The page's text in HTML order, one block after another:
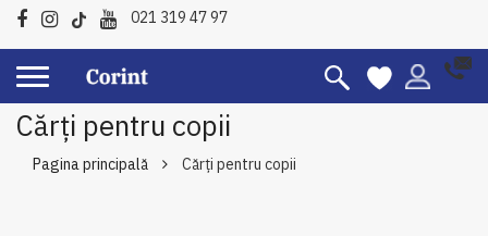
021 319 47 97
Cărți pentru copii
Pagina principală Cărți pentru copii